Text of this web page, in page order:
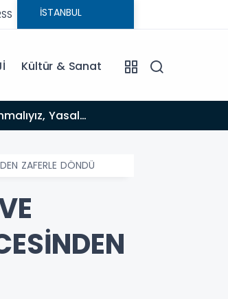
Kültür & Sanat
İlham Ödülü 2026”
ZAFERLE DÖNDÜ